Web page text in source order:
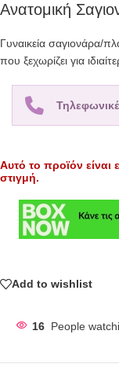
Ανατομική
Γυναικεία σαγιονάρα/
που ξεχωρίζει για
Αυτό το προϊόν είναι
στιγμή.
Add to wishlist
16 People